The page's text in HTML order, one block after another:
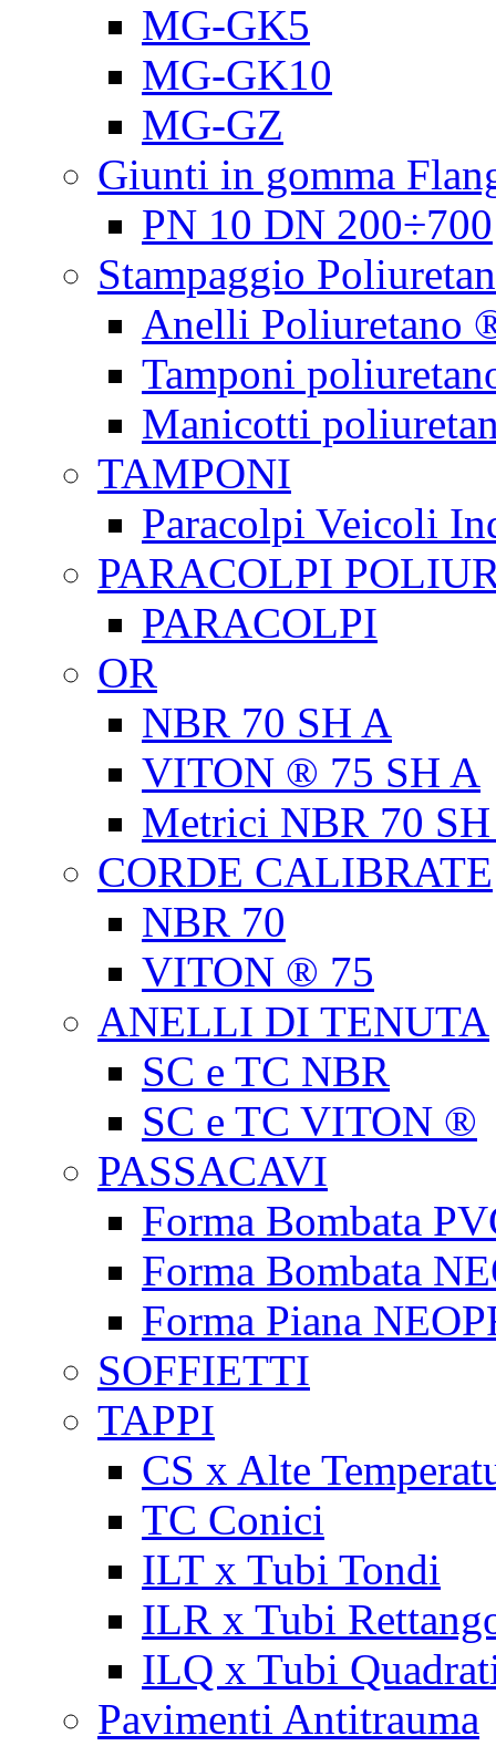
MG-GK5
MG-GK10
MG-GZ
Giunti in gomma
PN 10 DN 200÷700
Stampaggio
Anelli Poliuretano
Tamponi
Manicotti
TAMPONI
Paracolpi Veicoli
PARACOLPI
PARACOLPI
OR
NBR 70 SH A
VITON ® 75 SH A
Metrici NBR 70
CORDE CALIBRATE
NBR 70
VITON ® 75
ANELLI DI TENUTA
SC e TC NBR
SC e TC VITON ®
PASSACAVI
Forma Bombata
Forma Bombata
Forma Piana
SOFFIETTI
TAPPI
CS x Alte
TC Conici
ILT x Tubi Tondi
ILR x Tubi
ILQ x Tubi
Pavimenti Antitrauma